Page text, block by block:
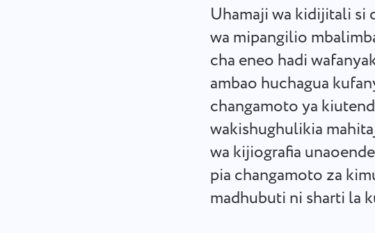
Uhamaji wa kidijitali si
wa mipangilio
cha eneo hadi
ambao huchagua
changamoto ya
wakishughulikia
wa kijiografia
pia changamoto za
madhubuti ni sharti la
tarehe za
katika eneo
Ona